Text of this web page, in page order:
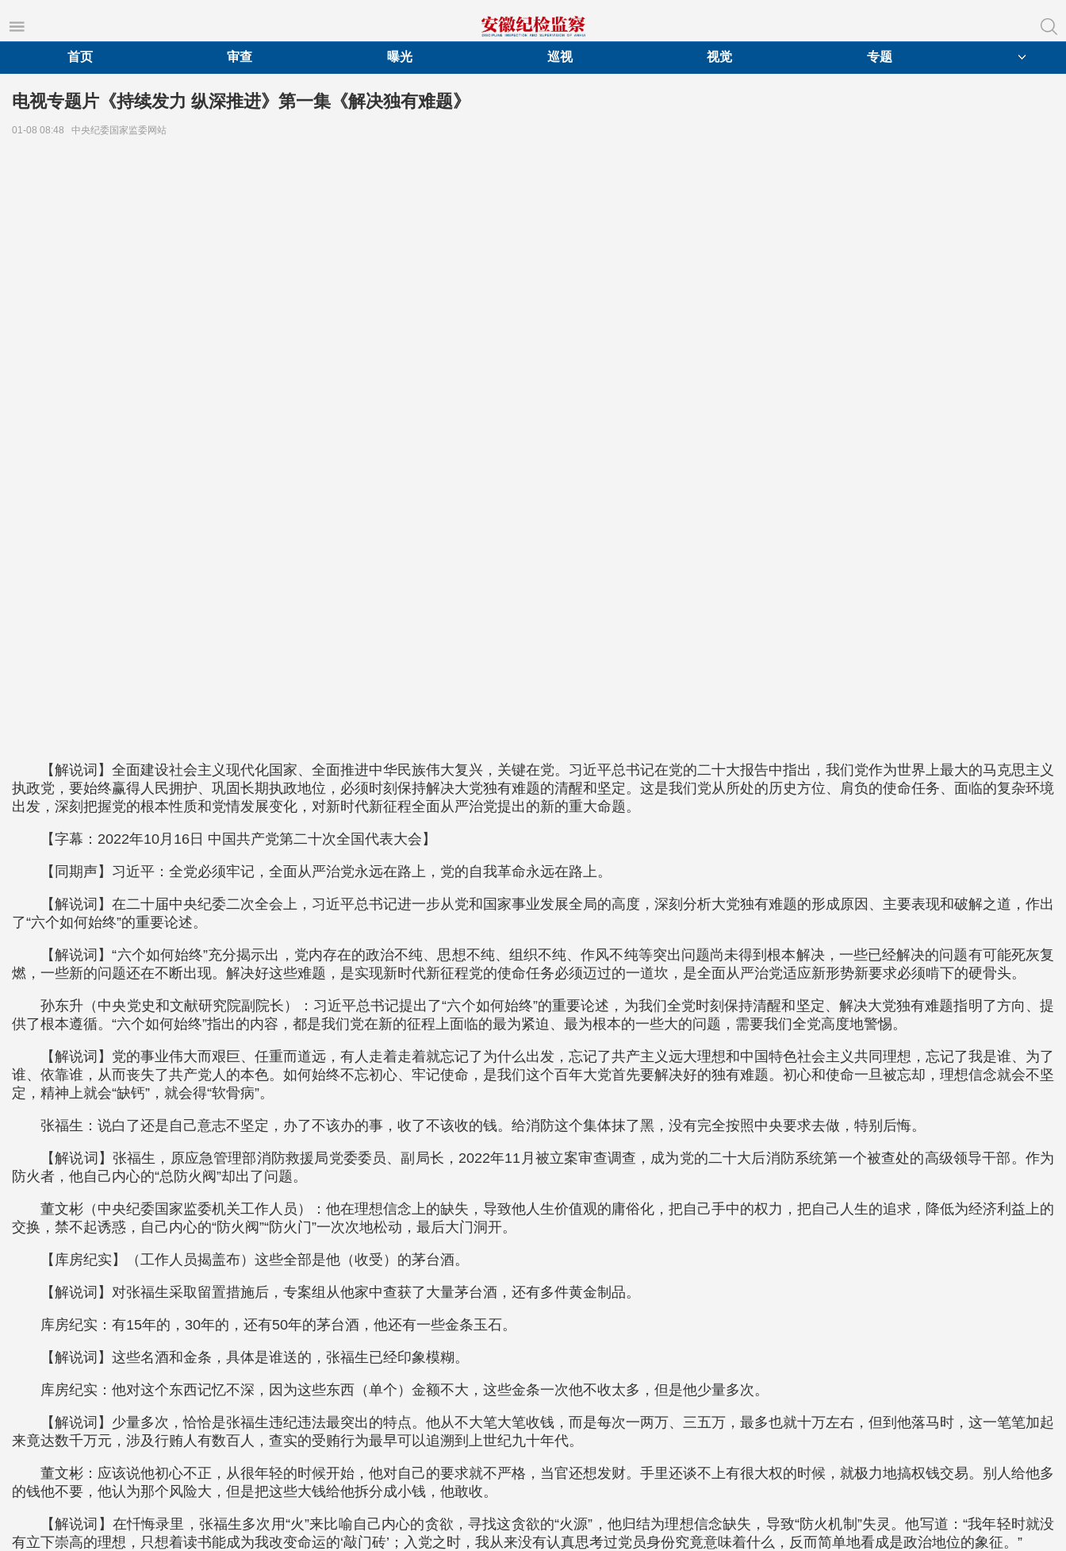
首页
审查 曝光 巡视 视觉 专题
电视专题片《持续发力 纵深推进》第一集《解决独有难题》
01-08 08:48 中央纪委国家监委网站
【解说词】全面建设社会主义现代化国家、全面推进中华民族伟大复兴，关键在党。习近平总书记在党的二十大报告中指出，我们党作为世界上最大的马克思主义
执政党，要始终赢得人民拥护、巩固长期执政地位，必须时刻保持解决大党独有难题的清醒和坚定。这是我们党从所处的历史方位、肩负的使命任务、面临的复杂环境
出发，深刻把握党的根本性质和党情发展变化，对新时代新征程全面从严治党提出的新的重大命题。
【字幕：2022年10月16日 中国共产党第二十次全国代表大会】
【同期声】习近平：全党必须牢记，全面从严治党永远在路上，党的自我革命永远在路上。
【解说词】在二十届中央纪委二次全会上，习近平总书记进一步从党和国家事业发展全局的高度，深刻分析大党独有难题的形成原因、主要表现和破解之道，作出
了“六个如何始终”的重要论述。
【解说词】“六个如何始终”充分揭示出，党内存在的政治不纯、思想不纯、组织不纯、作风不纯等突出问题尚未得到根本解决，一些已经解决的问题有可能死灰复
燃，一些新的问题还在不断出现。解决好这些难题，是实现新时代新征程党的使命任务必须迈过的一道坎，是全面从严治党适应新形势新要求必须啃下的硬骨头。
孙东升（中央党史和文献研究院副院长）：习近平总书记提出了“六个如何始终”的重要论述，为我们全党时刻保持清醒和坚定、解决大党独有难题指明了方向、提
供了根本遵循。“六个如何始终”指出的内容，都是我们党在新的征程上面临的最为紧迫、最为根本的一些大的问题，需要我们全党高度地警惕。
【解说词】党的事业伟大而艰巨、任重而道远，有人走着走着就忘记了为什么出发，忘记了共产主义远大理想和中国特色社会主义共同理想，忘记了我是谁、为了
谁、依靠谁，从而丧失了共产党人的本色。如何始终不忘初心、牢记使命，是我们这个百年大党首先要解决好的独有难题。初心和使命一旦被忘却，理想信念就会不坚
定，精神上就会“缺钙”，就会得“软骨病”。
张福生：说白了还是自己意志不坚定，办了不该办的事，收了不该收的钱。给消防这个集体抹了黑，没有完全按照中央要求去做，特别后悔。
【解说词】张福生，原应急管理部消防救援局党委委员、副局长，2022年11月被立案审查调查，成为党的二十大后消防系统第一个被查处的高级领导干部。作为
防火者，他自己内心的“总防火阀”却出了问题。
董文彬（中央纪委国家监委机关工作人员）：他在理想信念上的缺失，导致他人生价值观的庸俗化，把自己手中的权力，把自己人生的追求，降低为经济利益上的
交换，禁不起诱惑，自己内心的“防火阀”“防火门”一次次地松动，最后大门洞开。
【库房纪实】（工作人员揭盖布）这些全部是他（收受）的茅台酒。
【解说词】对张福生采取留置措施后，专案组从他家中查获了大量茅台酒，还有多件黄金制品。
库房纪实：有15年的，30年的，还有50年的茅台酒，他还有一些金条玉石。
【解说词】这些名酒和金条，具体是谁送的，张福生已经印象模糊。
库房纪实：他对这个东西记忆不深，因为这些东西（单个）金额不大，这些金条一次他不收太多，但是他少量多次。
【解说词】少量多次，恰恰是张福生违纪违法最突出的特点。他从不大笔大笔收钱，而是每次一两万、三五万，最多也就十万左右，但到他落马时，这一笔笔加起
来竟达数千万元，涉及行贿人有数百人，查实的受贿行为最早可以追溯到上世纪九十年代。
董文彬：应该说他初心不正，从很年轻的时候开始，他对自己的要求就不严格，当官还想发财。手里还谈不上有很大权的时候，就极力地搞权钱交易。别人给他多
的钱他不要，他认为那个风险大，但是把这些大钱给他拆分成小钱，他敢收。
【解说词】在忏悔录里，张福生多次用“火”来比喻自己内心的贪欲，寻找这贪欲的“火源”，他归结为理想信念缺失，导致“防火机制”失灵。他写道：“我年轻时就没
有立下崇高的理想，只想着读书能成为我改变命运的‘敲门砖’；入党之时，我从来没有认真思考过党员身份究竟意味着什么，反而简单地看成是政治地位的象征。”